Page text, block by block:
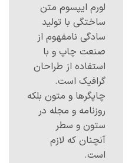
لورم ایپسوم متن
ساختگی با تولید
سادگی نامفهوم از
صنعت چاپ و با
استفاده از طراحان
گرافیک است.
چاپگرها و متون بلکه
روزنامه و مجله در
ستون و سطر
آنچنان که لازم
است.